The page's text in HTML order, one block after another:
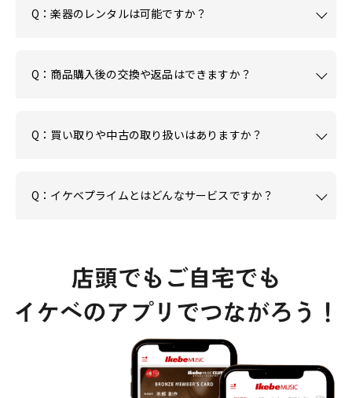
Q：楽器のレンタルは可能ですか？
Q：商品購入後の交換や返品はできますか？
Q：買い取りや中古の取り扱いはありますか？
Q：イケベプライムとはどんなサービスですか？